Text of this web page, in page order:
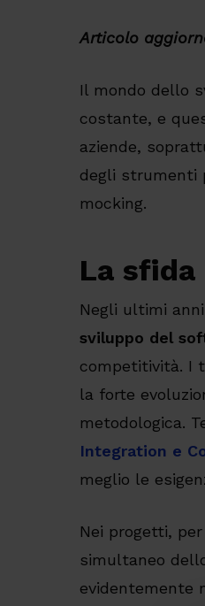
Articolo
Il mondo dello
costante, e
aziende,
degli strumenti
mocking.
La
Negli ultimi
sviluppo del
competitività. I
la forte
metodologica.
Integration e
meglio le
Nei progetti,
simultaneo
evidentemente